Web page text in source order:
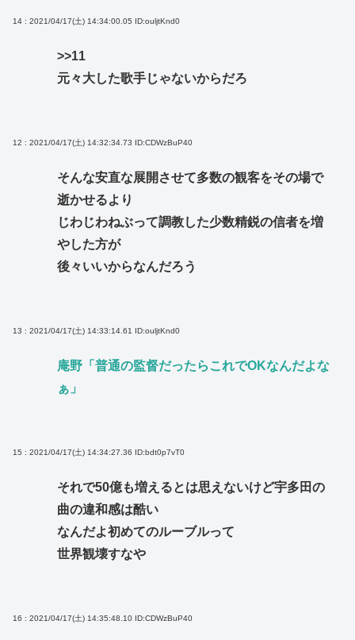
14 : 2021/04/17(土) 14:34:00.05 ID:ouljtKnd0
>>11
元々大した歌手じゃないからだろ
12 : 2021/04/17(土) 14:32:34.73 ID:CDWzBuP40
そんな安直な展開させて多数の観客をその場で
逝かせるより
じわじわねぶって調教した少数精鋭の信者を増
やした方が
後々いいからなんだろう
13 : 2021/04/17(土) 14:33:14.61 ID:ouljtKnd0
庵野「普通の監督だったらこれでOKなんだよな
ぁ」
15 : 2021/04/17(土) 14:34:27.36 ID:bdt0p7vT0
それで50億も増えるとは思えないけど宇多田の
曲の違和感は酷い
なんだよ初めてのルーブルって
世界観壊すなや
16 : 2021/04/17(土) 14:35:48.10 ID:CDWzBuP40